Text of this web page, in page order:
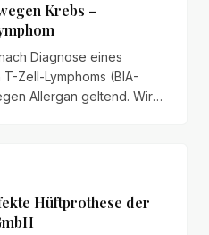
Krebs –
Diagnose eines
Zell-Lymphoms (BIA-
Allergan geltend. Wir
Hüftprothese der